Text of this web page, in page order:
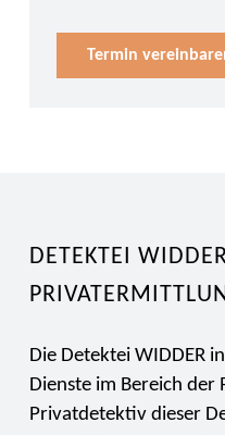
Termin
DETEKTEI
Die Detektei WIDDER
Dienste im Bereich
Privatdetektiv dieser